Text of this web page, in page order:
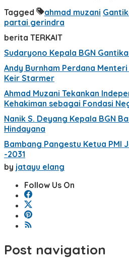
Tagged ahmad muzani
partai gerindra
berita TERKAIT
Sudaryono Kepala BGN
Andy Burnham Perdana
Keir Starmer
Ahmad Muzani Tekankan
Kehakiman sebagai Fondasi
Nanik S. Deyang Kepala BGN
Hindayana
Bambang Pangestu Ketua PMI
-2031
by jatayu elang
Follow Us On
Post navigation